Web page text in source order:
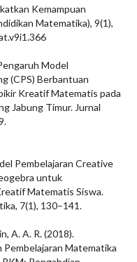
Kemampuan
Matematika), 9(1),
Model
(CPS) Berbantuan
Kreatif Matematis pada
Jabung Timur. Jurnal
Pembelajaran Creative
untuk
Matematis Siswa.
7(1), 130–141.
A. A. R. (2018).
Pembelajaran Matematika